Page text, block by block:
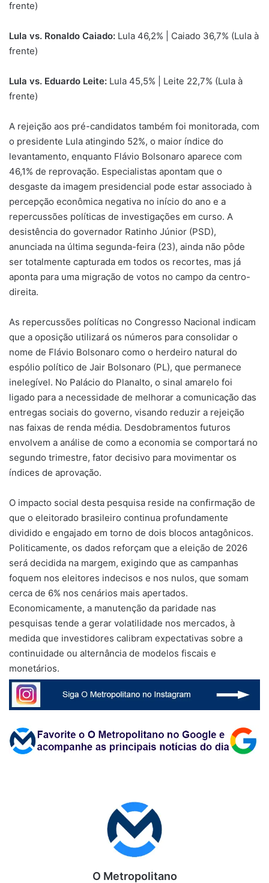
frente)
Lula vs. Ronaldo Caiado: Lula 46,2% | Caiado 36,7% (Lula à
frente)
Lula vs. Eduardo Leite: Lula 45,5% | Leite 22,7% (Lula à
frente)
A rejeição aos pré-candidatos também foi monitorada, com
o presidente Lula atingindo 52%, o maior índice do
levantamento, enquanto Flávio Bolsonaro aparece com
46,1% de reprovação. Especialistas apontam que o
desgaste da imagem presidencial pode estar associado à
percepção econômica negativa no início do ano e a
repercussões políticas de investigações em curso. A
desistência do governador Ratinho Júnior (PSD),
anunciada na última segunda-feira (23), ainda não pôde
ser totalmente capturada em todos os recortes, mas já
aponta para uma migração de votos no campo da centro-
direita.
As repercussões políticas no Congresso Nacional indicam
que a oposição utilizará os números para consolidar o
nome de Flávio Bolsonaro como o herdeiro natural do
espólio político de Jair Bolsonaro (PL), que permanece
inelegível. No Palácio do Planalto, o sinal amarelo foi
ligado para a necessidade de melhorar a comunicação das
entregas sociais do governo, visando reduzir a rejeição
nas faixas de renda média. Desdobramentos futuros
envolvem a análise de como a economia se comportará no
segundo trimestre, fator decisivo para movimentar os
índices de aprovação.
O impacto social desta pesquisa reside na confirmação de
que o eleitorado brasileiro continua profundamente
dividido e engajado em torno de dois blocos antagônicos.
Politicamente, os dados reforçam que a eleição de 2026
será decidida na margem, exigindo que as campanhas
foquem nos eleitores indecisos e nos nulos, que somam
cerca de 6% nos cenários mais apertados.
Economicamente, a manutenção da paridade nas
pesquisas tende a gerar volatilidade nos mercados, à
medida que investidores calibram expectativas sobre a
continuidade ou alternância de modelos fiscais e
monetários.
O Metropolitano